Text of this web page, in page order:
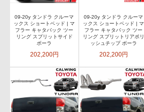
09-20y タンドラ クルーマ
ックス ショートベッド | マ
フラー キャタバック ツー
リング スプリットサイド
ボーラ
202,200円
09-20y タンドラ クルーマ
ックス ショートベッド | マ
フラー キャタバック ツー
リング スプリットリアポリ
ッシュチップ ボーラ
202,200円